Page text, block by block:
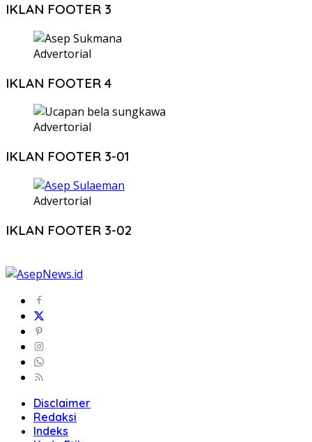
IKLAN FOOTER 3
Advertorial
IKLAN FOOTER 4
Advertorial
IKLAN FOOTER 3-01
Advertorial
IKLAN FOOTER 3-02
Disclaimer
Redaksi
Indeks